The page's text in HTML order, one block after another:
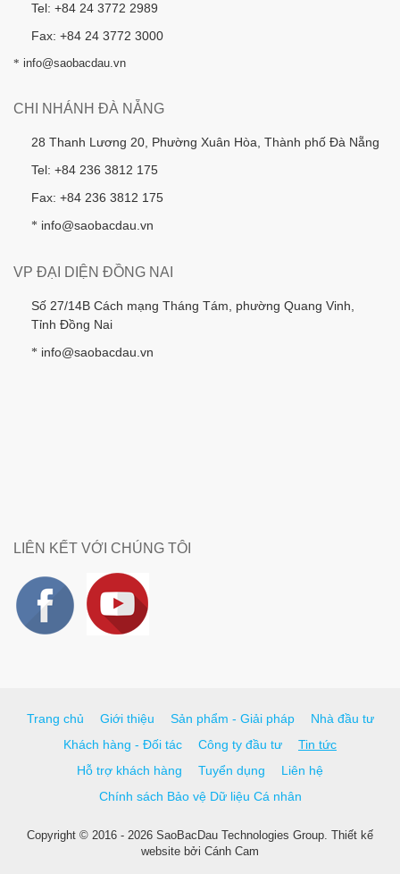
Tel: +84 24 3772 2989
Fax: +84 24 3772 3000
* info@saobacdau.vn
CHI NHÁNH ĐÀ NẴNG
28 Thanh Lương 20, Phường Xuân Hòa, Thành phố Đà Nẵng
Tel: +84 236 3812 175
Fax: +84 236 3812 175
* info@saobacdau.vn
VP ĐẠI DIỆN ĐỒNG NAI
Số 27/14B Cách mạng Tháng Tám, phường Quang Vinh,
Tỉnh Đồng Nai
* info@saobacdau.vn
LIÊN KẾT VỚI CHÚNG TÔI
Trang chủ Giới thiệu Sản phẩm - Giải pháp
Nhà đầu tư
Khách hàng - Đối tác
Công ty đầu tư
Tin tức
Hỗ trợ khách hàng
Tuyển dụng
Liên hệ
Chính sách Bảo vệ Dữ liệu Cá nhân
Copyright © 2016 - 2026 SaoBacDau Technologies Group. Thiết kế
website bởi Cánh Cam